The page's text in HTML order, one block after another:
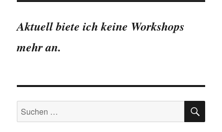
Aktuell biete ich keine Workshops
mehr an.
Suchen
nach: